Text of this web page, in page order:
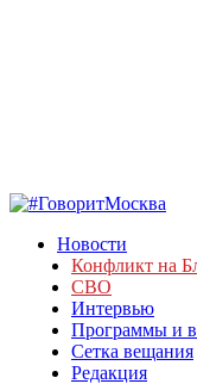
Новости
Конфликт на
СВО
Интервью
Программы и
Сетка вещания
Редакция